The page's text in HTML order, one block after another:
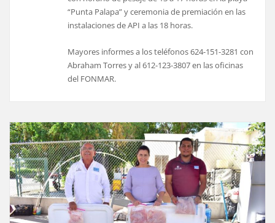
“Punta Palapa” y ceremonia de premiación en las
instalaciones de API a las 18 horas.
Mayores informes a los teléfonos 624-151-3281 con
Abraham Torres y al 612-123-3807 en las oficinas
del FONMAR.